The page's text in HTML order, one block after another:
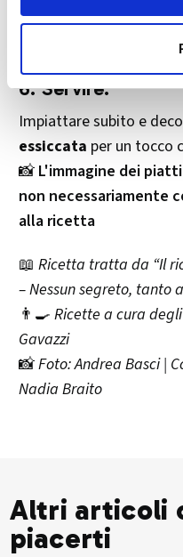
ilformaggio grana.
sale e
6.Servire:
Impiattare subito e
essiccata per un tocco
📸 L'immagine dei
non necessariamente
alla ricetta
📖 Ricetta tratta da “Il
– Nessun segreto, tanto
👨‍🍳 Ricette a cura
Gavazzi
📸Foto: Andrea Basci |
Nadia Braito
Altri articoli
piacerti